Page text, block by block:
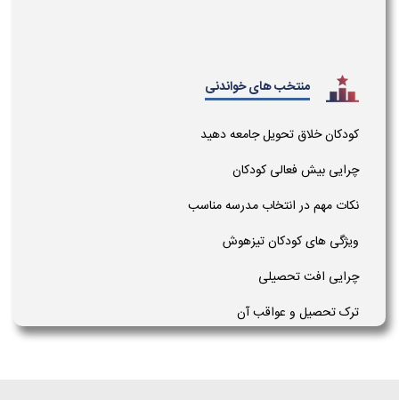
منتخب های خواندنی
کودکان خلاق تحویل جامعه دهید
چرایی بیش فعالی کودکان
نکات مهم در انتخاب مدرسه مناسب
ویژگی های کودکان تیزهوش
چرایی افت تحصیلی
ترک تحصیل و عواقب آن